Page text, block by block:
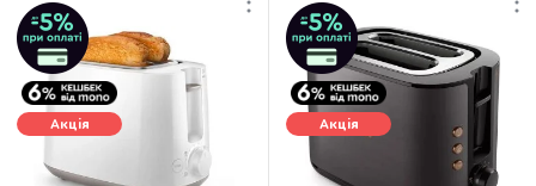
Акція Акція